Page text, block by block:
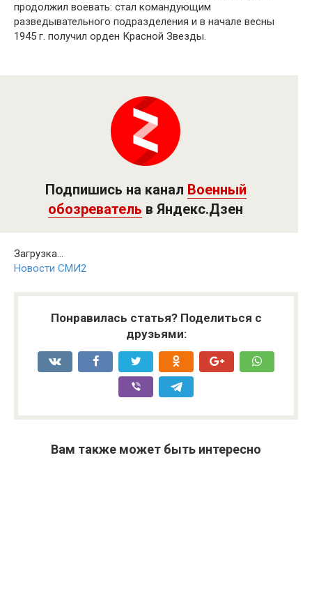
продолжил воевать: стал командующим
разведывательного подразделения и в начале весны
1945 г. получил орден Красной Звезды.
Подпишись на канал Военный
обозреватель в Яндекс.Дзен
Загрузка...
Новости СМИ2
Понравилась статья? Поделиться с
друзьями:
Вам также может быть интересно